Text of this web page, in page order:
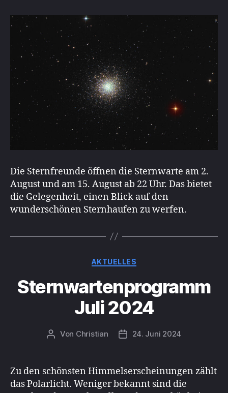
Die Sternfreunde öffnen die Sternwarte am 2.
August und am 15. August ab 22 Uhr. Das bietet
die Gelegenheit, einen Blick auf den
wunderschönen Sternhaufen zu werfen.
Kategorien
AKTUELLES
Sternwartenprogramm
Juli 2024
Beitragsautor
Von Christian Beitragsdatum
24. Juni 2024
Zu den schönsten Himmelserscheinungen zählt
das Polarlicht. Weniger bekannt sind die